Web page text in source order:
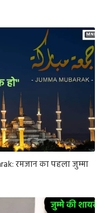
रमजान का पहला जुम्मा